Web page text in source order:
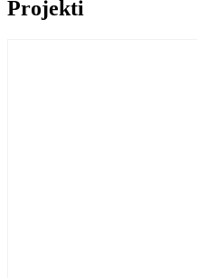
Projekti